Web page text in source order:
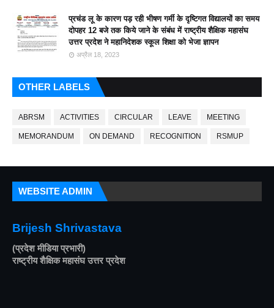
प्रचंड लू के कारण पड़ रही भीषण गर्मी के दृष्टिगत विद्यालयों का समय
दोपहर 12 बजे तक किये जाने के संबंध में राष्ट्रीय शैक्षिक महासंघ
उत्तर प्रदेश ने महानिदेशक स्कूल शिक्षा को भेजा ज्ञापन
अप्रैल 18, 2023
OTHER LABELS
ABRSM ACTIVITIES CIRCULAR LEAVE MEETING
MEMORANDUM ON DEMAND RECOGNITION RSMUP
WEBSITE ADMIN
Brijesh Shrivastava
(प्रदेश मीडिया प्रभारी)
राष्ट्रीय शैक्षिक महासंघ उत्तर प्रदेश